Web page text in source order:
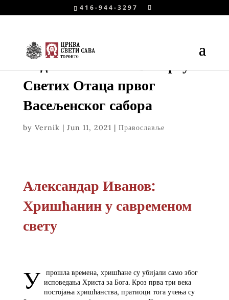
416-944-3297
Недеља шеста по Васкрсу –
Светих Отаца првог
Васељенског сабора
by Vernik | Jun 11, 2021 | Православље
Александар Иванов:
Хришћанин у савременом
свету
У
прошла времена, хришћане су убијали само због
исповедања Христа за Бога. Кроз прва три века
постојања хришћанства, пратиоци тога учења су